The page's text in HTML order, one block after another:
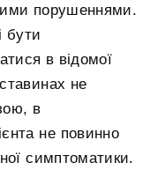
порушеннями.
бути
в відомої
не
в
не повинно
симптоматики.